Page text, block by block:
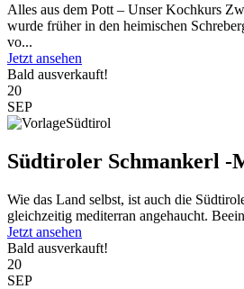
Alles aus dem Pott – Unser Kochkurs
wurde früher in den heimischen
vo...
Jetzt ansehen
Bald ausverkauft!
20
SEP
Südtiroler Schmankerl -
Wie das Land selbst, ist auch die
gleichzeitig mediterran angehaucht.
Jetzt ansehen
Bald ausverkauft!
20
SEP